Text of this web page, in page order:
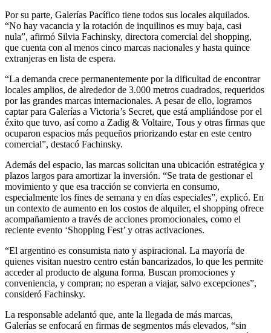
Por su parte, Galerías Pacífico tiene todos sus locales alquilados.
“No hay vacancia y la rotación de inquilinos es muy baja, casi
nula”, afirmó Silvia Fachinsky, directora comercial del shopping,
que cuenta con al menos cinco marcas nacionales y hasta quince
extranjeras en lista de espera.
“La demanda crece permanentemente por la dificultad de encontrar
locales amplios, de alrededor de 3.000 metros cuadrados, requeridos
por las grandes marcas internacionales. A pesar de ello, logramos
captar para Galerías a Victoria’s Secret, que está ampliándose por el
éxito que tuvo, así como a Zadig & Voltaire, Tous y otras firmas que
ocuparon espacios más pequeños priorizando estar en este centro
comercial”, destacó Fachinsky.
Además del espacio, las marcas solicitan una ubicación estratégica y
plazos largos para amortizar la inversión. “Se trata de gestionar el
movimiento y que esa tracción se convierta en consumo,
especialmente los fines de semana y en días especiales”, explicó. En
un contexto de aumento en los costos de alquiler, el shopping ofrece
acompañamiento a través de acciones promocionales, como el
reciente evento ‘Shopping Fest’ y otras activaciones.
“El argentino es consumista nato y aspiracional. La mayoría de
quienes visitan nuestro centro están bancarizados, lo que les permite
acceder al producto de alguna forma. Buscan promociones y
conveniencia, y compran; no esperan a viajar, salvo excepciones”,
consideró Fachinsky.
La responsable adelantó que, ante la llegada de más marcas,
Galerías se enfocará en firmas de segmentos más elevados, “sin